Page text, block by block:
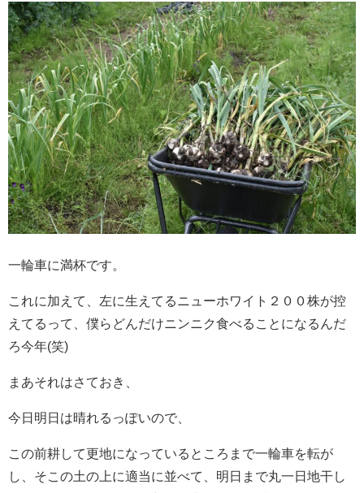
一輪車に満杯です。
これに加えて、左に生えてるニューホワイト２００株が控
えてるって、僕らどんだけニンニク食べることになるんだ
ろ今年(笑)
まあそれはさておき、
今日明日は晴れるっぽいので、
この前耕して更地になっているところまで一輪車を転が
し、そこの土の上に適当に並べて、明日まで丸一日地干し